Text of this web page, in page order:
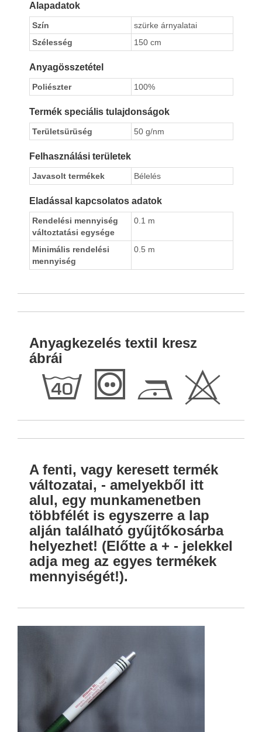
Alapadatok
Szín
szürke árnyalatai
Szélesség
150 cm
Anyagösszetétel
Poliészter 100%
Termék speciális tulajdonságok
Területsürüség 50 g/nm
Felhasználási területek
Javasolt termékek Bélelés
Eladással kapcsolatos adatok
Rendelési mennyiség
változtatási egysége
0.1 m
Minimális rendelési
mennyiség
0.5 m
Anyagkezelés textil kresz
ábrái
h T D H
A fenti, vagy keresett termék
változatai, - amelyekből itt
alul, egy munkamenetben
többfélét is egyszerre a lap
alján található gyűjtőkosárba
helyezhet! (Előtte a + - jelekkel
adja meg az egyes termékek
mennyiségét!).